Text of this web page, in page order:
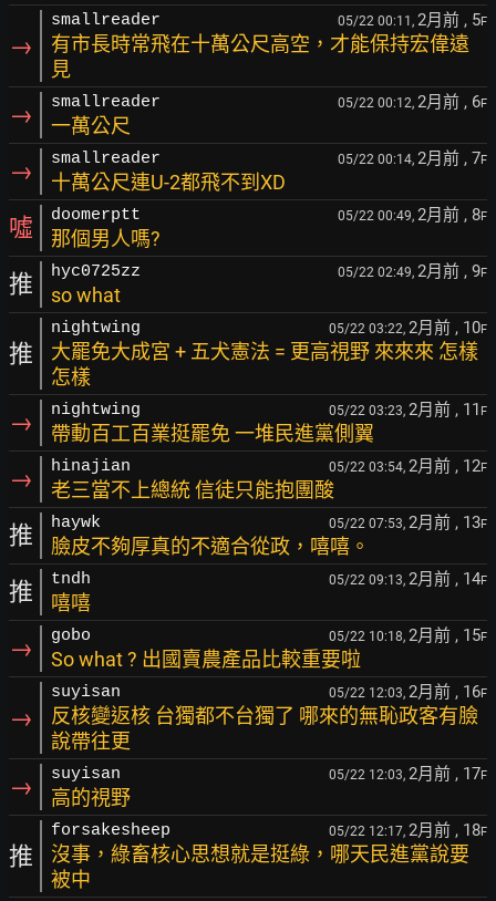
→
smallreader 05/22 00:11, 2月前 , 5F
有市長時常飛在十萬公尺高空，才能保持宏偉遠
見
→ smallreader 05/22 00:12, 2月前 , 6F
一萬公尺
→ smallreader 05/22 00:14, 2月前 , 7F
十萬公尺連U-2都飛不到XD
噓 doomerptt 05/22 00:49, 2月前 , 8F
那個男人嗎?
推 hyc0725zz 05/22 02:49, 2月前 , 9F
so what
推
nightwing 05/22 03:22, 2月前 , 10F
大罷免大成宮 + 五犬憲法 = 更高視野 來來來 怎樣
怎樣
→ nightwing 05/22 03:23, 2月前 , 11 F
帶動百工百業挺罷免 一堆民進黨側翼
→ hinajian 05/22 03:54, 2月前 , 12F
老三當不上總統 信徒只能抱團酸
推 haywk 05/22 07:53, 2月前 , 13F
臉皮不夠厚真的不適合從政，嘻嘻。
推 tndh 05/22 09:13, 2月前 , 14F
嘻嘻
→ gobo 05/22 10:18, 2月前 , 15F
So what ? 出國賣農產品比較重要啦
→
suyisan 05/22 12:03, 2月前 , 16F
反核變返核 台獨都不台獨了 哪來的無恥政客有臉
說帶往更
→ suyisan 05/22 12:03, 2月前 , 17F
高的視野
推
forsakesheep 05/22 12:17, 2月前 , 18F
沒事，綠畜核心思想就是挺綠，哪天民進黨說要
被中